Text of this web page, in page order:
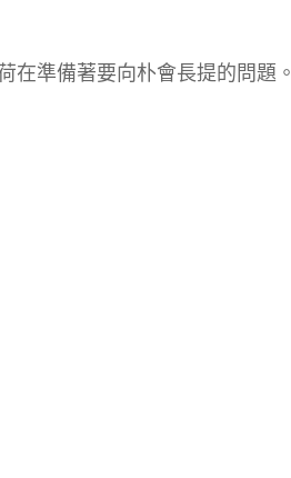
在準備著要向朴會長提的問題。